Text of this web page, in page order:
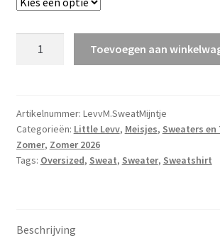
Mijntje
Oversized
v.a.
maat
Toevoegen aan
Artikelnummer: LevvM.SweatMijntje
Categorieën: Little Levv, Meisjes, Sweaters en
Zomer, Zomer 2026
Tags: Oversized, Sweat, Sweater, Sweatshirt
Beschrijving